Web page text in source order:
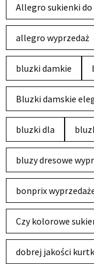
Allegro sukienki do
allegro wyprzedaż
bluzki damkie
Bluzki damskie
bluzki dla
bluzy dresowe
bonprix
Czy kolorowe
dobrej jakości